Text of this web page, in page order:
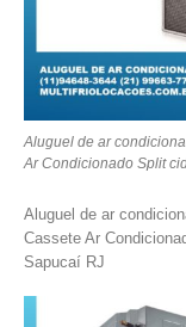
Aluguel de ar
Ar Condicionado Split
Aluguel de ar
Cassete Ar
Sapucaí RJ